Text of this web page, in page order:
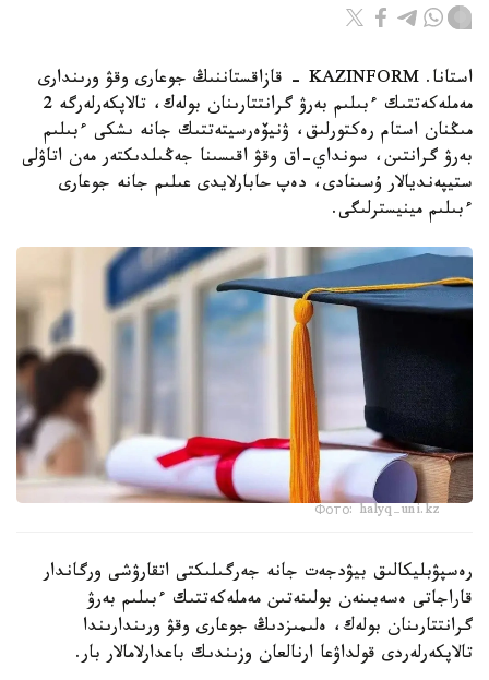
استانا. KAZINFORM - قازاقستاننىڭ جوعارى وقۋ ورىندارى
مەملەكەتتىك ءبىلىم بەرۋ گرانتتارىنان بولەك، تالاپكەرلەرگە 2
مىڭنان استام رەكتورلىق، ۋنيۆەرسيتەتتىك جانە ىشكى ءبىلىم
بەرۋ گرانتىن، سونداي-اق وقۋ اقىسىنا جەڭىلدىكتەر مەن اتاۋلى
ستيپەنديالار ۇسىنادى، دەپ حابارلايدى عىلىم جانە جوعارى
ءبىلىم مينيسترلىگى.
Фото: halyq-uni.kz
رەسپۋبليكالىق بيۋدجەت جانە جەرگىلىكتى اتقارۋشى ورگاندار
قاراجاتى ەسەبىنەن بولىنەتىن مەملەكەتتىك ءبىلىم بەرۋ
گرانتتارىنان بولەك، ەلىمىزدىڭ جوعارى وقۋ ورىندارىندا
تالاپكەرلەردى قولداۋعا ارنالعان وزىندىك باعدارلامالار بار.